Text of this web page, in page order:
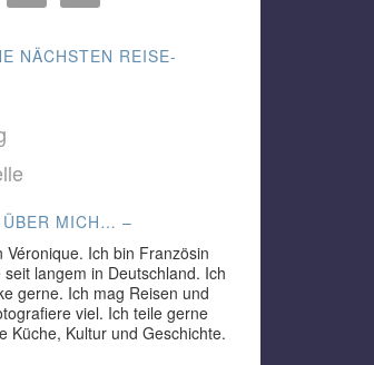
NÄCHSTEN REISE-
MICH… –
Véronique. Ich bin Französin
langem in Deutschland. Ich
gerne. Ich mag Reisen und
viel. Ich teile gerne
Küche, Kultur und Geschichte.